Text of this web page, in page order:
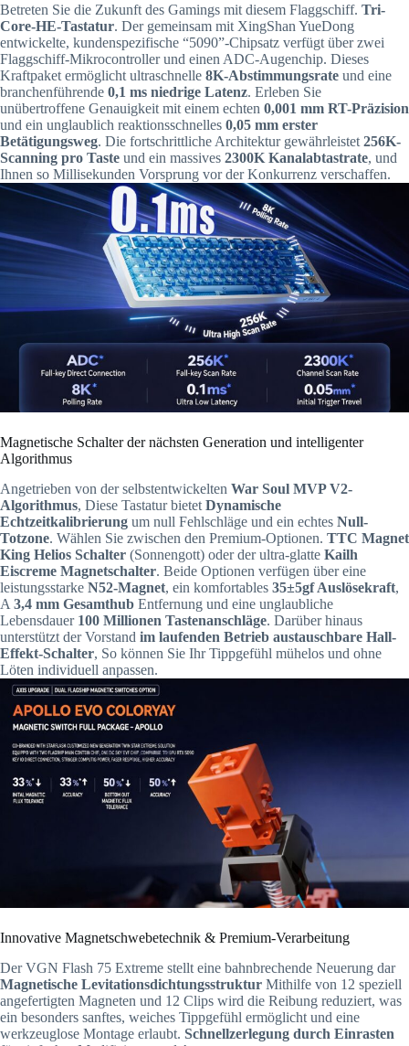
Betreten Sie die Zukunft des Gamings mit diesem Flaggschiff. Tri-
Core-HE-Tastatur. Der gemeinsam mit XingShan YueDong
entwickelte, kundenspezifische “5090”-Chipsatz verfügt über zwei
Flaggschiff-Mikrocontroller und einen ADC-Augenchip. Dieses
Kraftpaket ermöglicht ultraschnelle 8K-Abstimmungsrate und eine
branchenführende 0,1 ms niedrige Latenz. Erleben Sie
unübertroffene Genauigkeit mit einem echten 0,001 mm RT-Präzision
und ein unglaublich reaktionsschnelles 0,05 mm erster
Betätigungsweg. Die fortschrittliche Architektur gewährleistet 256K-
Scanning pro Taste und ein massives 2300K Kanalabtastrate, und
Ihnen so Millisekunden Vorsprung vor der Konkurrenz verschaffen.
Magnetische Schalter der nächsten Generation und intelligenter
Algorithmus
Angetrieben von der selbstentwickelten War Soul MVP V2-
Algorithmus, Diese Tastatur bietet Dynamische
Echtzeitkalibrierung um null Fehlschläge und ein echtes Null-
Totzone. Wählen Sie zwischen den Premium-Optionen. TTC Magnet
King Helios Schalter (Sonnengott) oder der ultra-glatte Kailh
Eiscreme Magnetschalter. Beide Optionen verfügen über eine
leistungsstarke N52-Magnet, ein komfortables 35±5gf Auslösekraft,
A 3,4 mm Gesamthub Entfernung und eine unglaubliche
Lebensdauer 100 Millionen Tastenanschläge. Darüber hinaus
unterstützt der Vorstand im laufenden Betrieb austauschbare Hall-
Effekt-Schalter, So können Sie Ihr Tippgefühl mühelos und ohne
Löten individuell anpassen.
Innovative Magnetschwebetechnik & Premium-Verarbeitung
Der VGN Flash 75 Extreme stellt eine bahnbrechende Neuerung dar
Magnetische Levitationsdichtungsstruktur Mithilfe von 12 speziell
angefertigten Magneten und 12 Clips wird die Reibung reduziert, was
ein besonders sanftes, weiches Tippgefühl ermöglicht und eine
werkzeuglose Montage erlaubt. Schnellzerlegung durch Einrasten